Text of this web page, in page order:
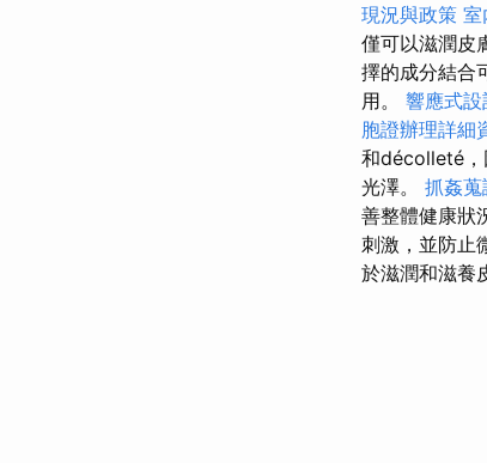
現況與政策 室
僅可以滋潤皮
擇的成分結合
用。 響應式
胞證辦理詳細
和décolleté，
光澤。 抓姦蒐
善整體健康狀
刺激，並防止
於滋潤和滋養